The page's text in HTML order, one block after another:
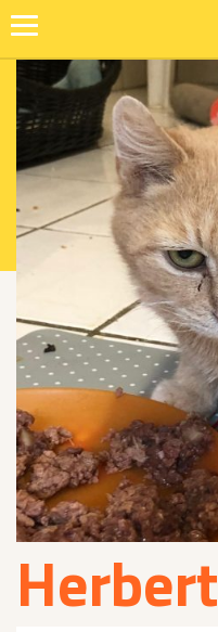
Herbert